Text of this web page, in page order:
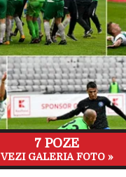
7 POZE
VEZI GALERIA FOTO »